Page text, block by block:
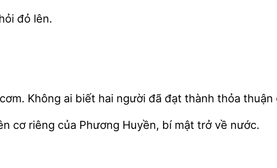
đỏ lên.
Không ai biết người đã đạt thành thỏa thuận
cơ riêng của Huyền, mật trở về nước.